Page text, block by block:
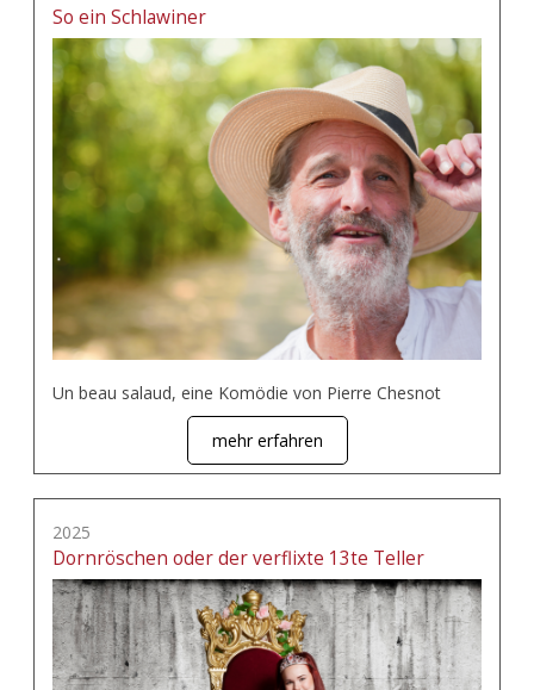
So ein Schlawiner
Un beau salaud, eine Komödie von Pierre Chesnot
mehr erfahren
2025
Dornröschen oder der verflixte 13te Teller